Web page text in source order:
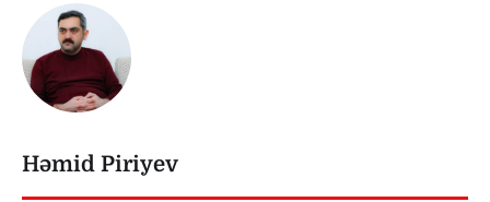
Həmid Piriyev